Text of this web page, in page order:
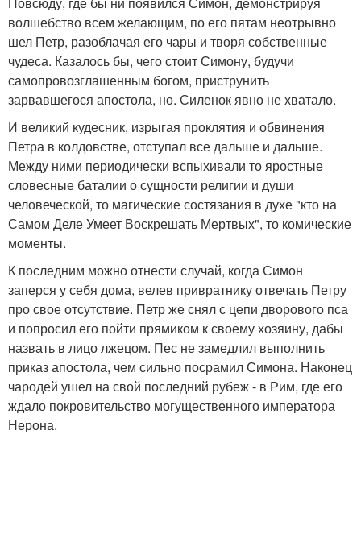
волшебство всем желающим, по его пятам неотрывно
шел Петр, разоблачая его чары и творя собственные
чудеса. Казалось бы, чего стоит Симону, будучи
самопровозглашенным богом, приструнить
зарвавшегося апостола, но. Силенок явно не хватало.
И великий кудесник, изрыгая проклятия и обвинения
Петра в колдовстве, отступал все дальше и дальше.
Между ними периодически вспыхивали то яростные
словесные баталии о сущности религии и души
человеческой, то магические состязания в духе "кто на
Самом Деле Умеет Воскрешать Мертвых", то комические
моменты.
К последним можно отнести случай, когда Симон
заперся у себя дома, велев привратнику отвечать Петру
про свое отсутствие. Петр же снял с цепи дворового пса
и попросил его пойти прямиком к своему хозяину, дабы
назвать в лицо лжецом. Пес не замедлил выполнить
приказ апостола, чем сильно посрамил Симона. Наконец
чародей ушел на свой последний рубеж - в Рим, где его
ждало покровительство могущественного императора
Нерона.